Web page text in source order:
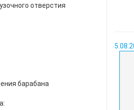
отверстия
барабана